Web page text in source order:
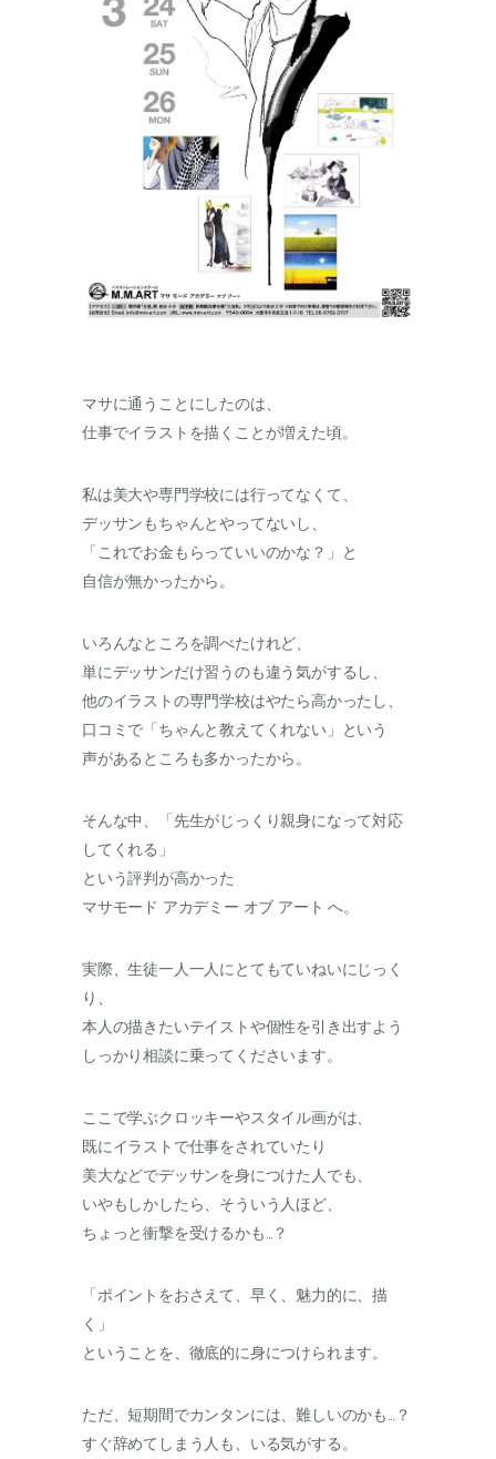
マサに通うことにしたのは、
仕事でイラストを描くことが増えた頃。
私は美大や専門学校には行ってなくて、
デッサンもちゃんとやってないし、
「これでお金もらっていいのかな？」と
自信が無かったから。
いろんなところを調べたけれど、
単にデッサンだけ習うのも違う気がするし、
他のイラストの専門学校はやたら高かったし、
口コミで「ちゃんと教えてくれない」という
声があるところも多かったから。
そんな中、「先生がじっくり親身になって対応
してくれる」
という評判が高かった
マサモード アカデミー オブ アート へ。
実際、生徒一人一人にとてもていねいにじっく
り、
本人の描きたいテイストや個性を引き出すよう
しっかり相談に乗ってくださいます。
ここで学ぶクロッキーやスタイル画がは、
既にイラストで仕事をされていたり
美大などでデッサンを身につけた人でも、
いやもしかしたら、そういう人ほど、
ちょっと衝撃を受けるかも…？
「ポイントをおさえて、早く、魅力的に、描
く」
ということを、徹底的に身につけられます。
ただ、短期間でカンタンには、難しいのかも…？
すぐ辞めてしまう人も、いる気がする。